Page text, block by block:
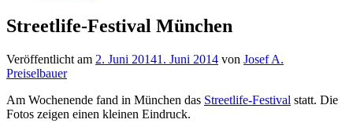
Streetlife-Festival München
Veröffentlicht am 2. Juni 20141. Juni 2014 von Josef A.
Preiselbauer
Am Wochenende fand in München das Streetlife-Festival statt. Die
Fotos zeigen einen kleinen Eindruck.